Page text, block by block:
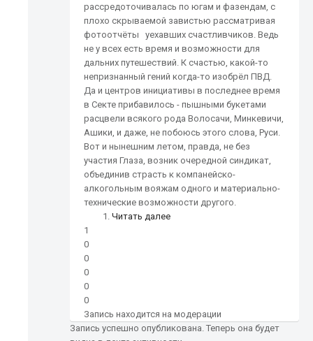
рассредоточивалась по югам и фазендам, с
плохо скрываемой завистью рассматривая
фотоотчёты уехавших счастливчиков. Ведь
не у всех есть время и возможности для
дальних путешествий. К счастью, какой-то
непризнанный гений когда-то изобрёл ПВД.
Да и центров инициативы в последнее время
в Секте прибавилось - пышными букетами
расцвели всякого рода Волосачи, Минкевичи,
Ашики, и даже, не побоюсь этого слова, Руси.
Вот и нынешним летом, правда, не без
участия Глаза, возник очередной синдикат,
объединив страсть к компанейско-
алкогольным вояжам одного и материально-
технические возможности другого.
Читать далее
1
0
0
0
0
0
Запись находится на модерации
Запись успешно опубликована. Теперь она будет